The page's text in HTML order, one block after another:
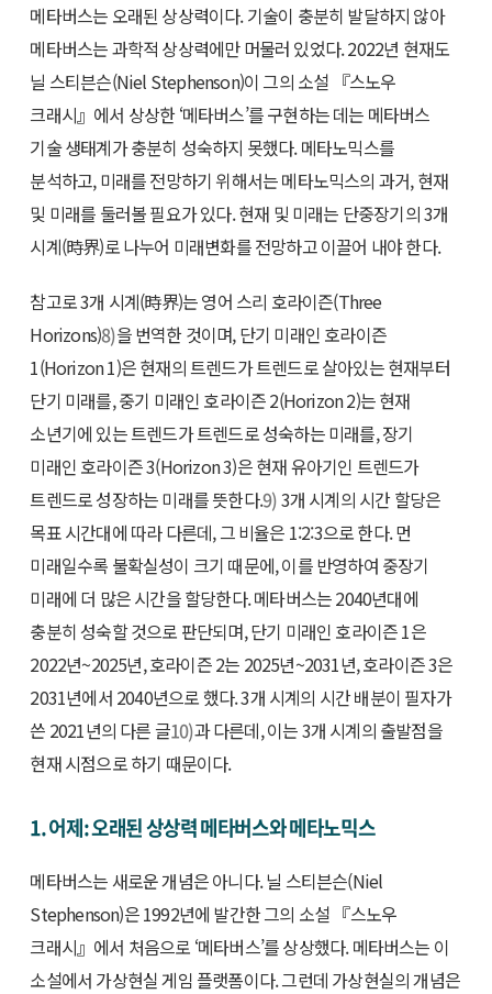
메타버스는 오래된 상상력이다. 기술이 충분히 발달하지 않아
메타버스는 과학적 상상력에만 머물러 있었다. 2022년 현재도
닐 스티븐슨(Niel Stephenson)이 그의 소설 『스노우
크래시』에서 상상한 ‘메타버스’를 구현하는 데는 메타버스
기술 생태계가 충분히 성숙하지 못했다. 메타노믹스를
분석하고, 미래를 전망하기 위해서는 메타노믹스의 과거, 현재
및 미래를 둘러볼 필요가 있다. 현재 및 미래는 단중장기의 3개
시계(時界)로 나누어 미래변화를 전망하고 이끌어 내야 한다.
참고로 3개 시계(時界)는 영어 스리 호라이즌(Three
Horizons)8)을 번역한 것이며, 단기 미래인 호라이즌
1(Horizon 1)은 현재의 트렌드가 트렌드로 살아있는 현재부터
단기 미래를, 중기 미래인 호라이즌 2(Horizon 2)는 현재
소년기에 있는 트렌드가 트렌드로 성숙하는 미래를, 장기
미래인 호라이즌 3(Horizon 3)은 현재 유아기인 트렌드가
트렌드로 성장하는 미래를 뜻한다.9)3개 시계의 시간 할당은
목표 시간대에 따라 다른데, 그 비율은 1:2:3으로 한다. 먼
미래일수록 불확실성이 크기 때문에, 이를 반영하여 중장기
미래에 더 많은 시간을 할당한다. 메타버스는 2040년대에
충분히 성숙할 것으로 판단되며, 단기 미래인 호라이즌 1은
2022년~2025년, 호라이즌 2는 2025년~2031년, 호라이즌 3은
2031년에서 2040년으로 했다. 3개 시계의 시간 배분이 필자가
쓴 2021년의 다른 글10)과 다른데, 이는 3개 시계의 출발점을
현재 시점으로 하기 때문이다.
1. 어제: 오래된 상상력 메타버스와 메타노믹스
메타버스는 새로운 개념은 아니다. 닐 스티븐슨(Niel
Stephenson)은 1992년에 발간한 그의 소설 『스노우
크래시』에서 처음으로 ‘메타버스’를 상상했다. 메타버스는 이
소설에서 가상현실 게임 플랫폼이다. 그런데 가상현실의 개념은